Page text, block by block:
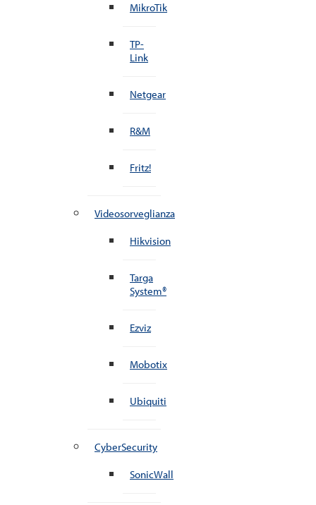
MikroTik
TP-
Link
Netgear
R&M
Fritz!
Videosorveglianza
Hikvision
Targa
System®
Ezviz
Mobotix
Ubiquiti
CyberSecurity
SonicWall